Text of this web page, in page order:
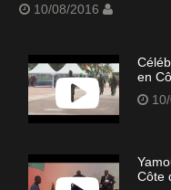
10/08/2016
en
Côte